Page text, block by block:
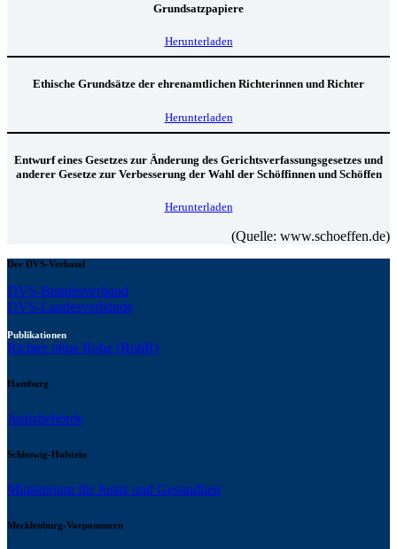
Grundsatzpapiere
Herunterladen
Ethische Grundsätze der ehrenamtlichen Richterinnen und Richter
Herunterladen
Entwurf eines Gesetzes zur Änderung des Gerichtsverfassungsgesetzes und
anderer Gesetze zur Verbesserung der Wahl der Schöffinnen und Schöffen
Herunterladen
(Quelle: www.schoeffen.de)
Der DVS-Verband
DVS-Bundesverband
DVS-Landesverbände
Publikationen
Richter ohne Robe (RohR)
Hamburg
Justizbehörde
Schleswig-Holstein
Ministerium für Justiz und Gesundheit
Mecklenburg-Vorpommern